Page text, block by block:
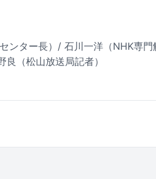
ンター長）/ 石川一洋（NHK専門
（松山放送局記者）